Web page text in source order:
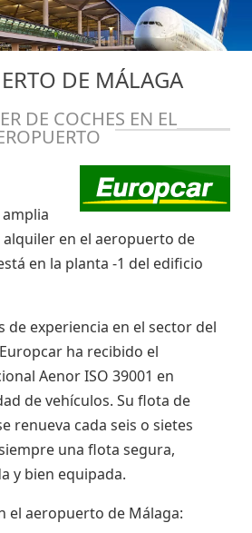
DE MÁLAGA
DE COCHES EN EL
alquiler en el aeropuerto de
en la planta -1 del edificio
de experiencia en el sector del
ha recibido el
Aenor ISO 39001 en
de vehículos. Su flota de
renueva cada seis o sietes
una flota segura,
y bien equipada.
el aeropuerto de Málaga: